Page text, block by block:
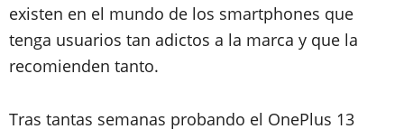
existen en el mundo de los smartphones que
tenga usuarios tan adictos a la marca y que la
recomienden tanto.
Tras tantas semanas probando el OnePlus 13